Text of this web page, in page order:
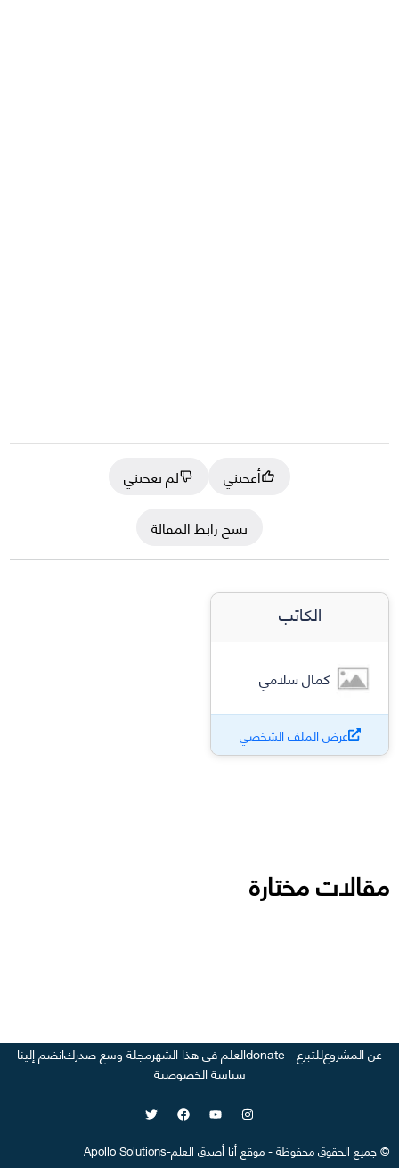
أعجبني
لم يعجبني
نسخ رابط المقالة
الكاتب
كمال سلامي
عرض الملف الشخصي
مقالات مختارة
عن المشروعللتبرع - donate العلم في هذا الشهرمجلة وسع صدركانضم إلينا
سياسة الخصوصية
©جميع الحقوق محفوظة-موقعأنا أصدق العلم-
Apollo Solutions